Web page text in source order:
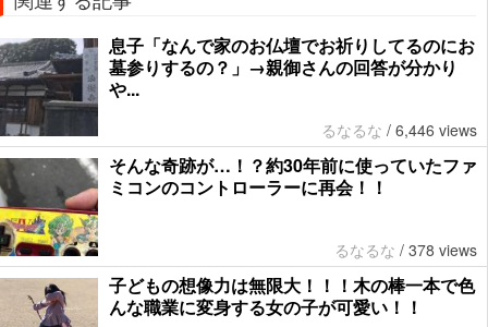
息子「なんで家のお仏壇でお祈りしてるのにお
墓参りするの？」→親御さんの回答が分かり
や...
るなるな / 6,446 views
そんな奇跡が…！？約30年前に使っていたファ
ミコンのコントローラーに再会！！
るなるな / 378 views
子どもの想像力は無限大！！！木の棒一本で色
んな職業に変身する女の子が可愛い！！